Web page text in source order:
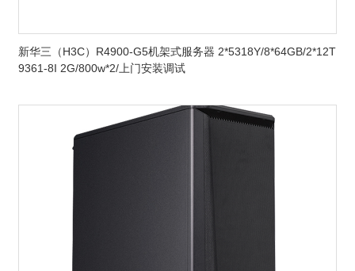
新华三（H3C）R4900-G5机架式服务器 2*5318Y/8*64GB/2*12T
9361-8I 2G/800w*2/上门安装调试